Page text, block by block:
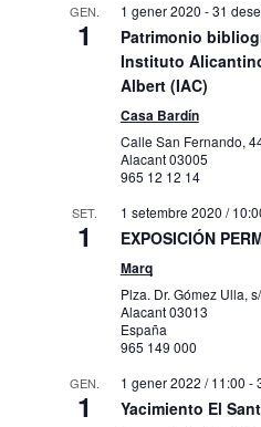
GEN.
1
1 gener 2020 -31
Patrimonio
Instituto
Albert (IAC)
Casa Bardín
Calle San Fernando,
Alacant03005
965 12 12 14
SET.
1
1 setembre 2020 /
EXPOSICIÓN
Marq
Plza. Dr. Gómez Ulla,
Alacant03013
España
965 149 000
GEN.
1
1 gener 2022 / 11:00 -
Yacimiento El